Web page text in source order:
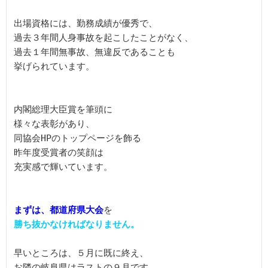
出場資格には、勤務成績が優秀で、
過去３年間人身事故を起こしたことがなく、
過去１年間無事故、無違反であることも
挙げられています。
内閣総理大臣賞を筆頭に
様々な表彰があり、
同協会HPのトップページを飾る
昨年度受賞者の笑顔は
充実感で輝いています。
まずは、 都道府県大会
早いところは、５月に既に終え、